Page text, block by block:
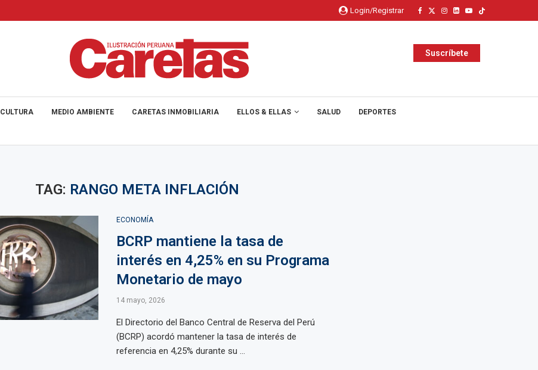
Login/Registrar
Suscríbete
CULTURA MEDIO AMBIENTE CARETAS INMOBILIARIA ELLOS & ELLAS SALUD DEPORTES
TAG: RANGO META INFLACIÓN
ECONOMÍA
BCRP mantiene la tasa de
interés en 4,25% en su Programa
Monetario de mayo
14 mayo, 2026
El Directorio del Banco Central de Reserva del Perú
(BCRP) acordó mantener la tasa de interés de
referencia en 4,25% durante su ...